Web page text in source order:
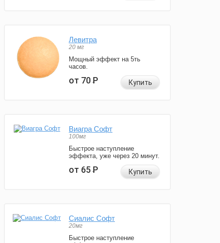
Левитра
20 мг
Мощный эффект на 5ть
часов.
от 70Р Купить
Виагра Софт
100мг
Быстрое наступление
эффекта, уже через 20 минут.
от 65Р Купить
Сиалис Софт
20мг
Быстрое наступление